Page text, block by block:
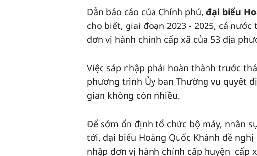
Dẫn báo cáo của Chính phủ, đại biểu
cho biết, giai đoạn 2023 - 2025, cả
đơn vị hành chính cấp xã của 53 địa
Việc sáp nhập phải hoàn thành trước
phương trình Ủy ban Thường vụ quyết
gian không còn nhiều.
Để sớm ổn định tổ chức bộ máy, nhân
tới, đại biểu Hoàng Quốc Khánh đề
nhập đơn vị hành chính cấp huyện,